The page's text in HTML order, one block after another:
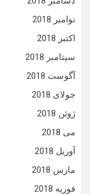
نوامبر 2018
اکتبر 2018
سپتامبر 2018
آگوست 2018
جولای 2018
ژوئن 2018
می 2018
آوریل 2018
مارس 2018
فوریه 2018